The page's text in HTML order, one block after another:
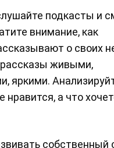
подкасты и
внимание, как
о своих
живыми,
яркими.
нравится, а что
собственный